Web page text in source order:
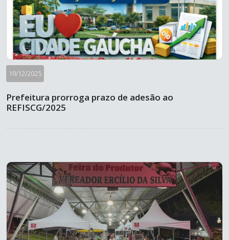
19/12/2025
Prefeitura prorroga prazo de adesão ao
REFISCG/2025